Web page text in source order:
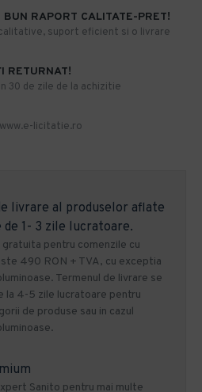
BUN RAPORT CALITATE-PRET!
suport eficient si o livrare
RETURNAT!
30 de zile de la achizitie
licitatie.ro
livrare al produselor aflate
de 1- 3 zile lucratoare.
pentru comenzile cu
490 RON + TVA, cu exceptia
Termenul de livrare se
la 4-5 zile lucratoare pentru
de produse sau in cazul
Sanito pentru mai multe